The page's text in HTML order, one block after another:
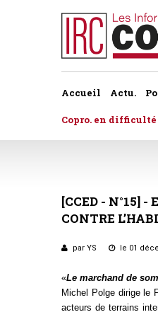
Accueil Actu.
Copro. en difficulté
[CCED - N°15] -
CONTRE
par YS le 01
«Le marchand de
Michel Polge dirige le
acteurs de terrains